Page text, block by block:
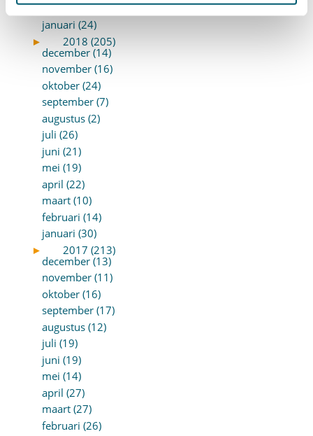
februari (14)
januari (24)
►
2018 (205)
december (14)
november (16)
oktober (24)
september (7)
augustus (2)
juli (26)
juni (21)
mei (19)
april (22)
maart (10)
februari (14)
januari (30)
►
2017 (213)
december (13)
november (11)
oktober (16)
september (17)
augustus (12)
juli (19)
juni (19)
mei (14)
april (27)
maart (27)
februari (26)